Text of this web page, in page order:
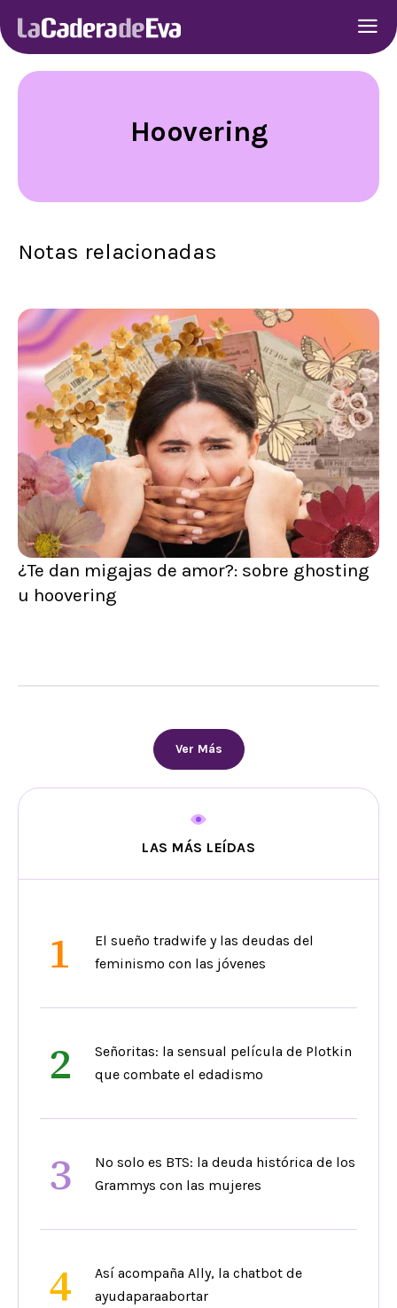
Hoovering
Notas relacionadas
¿Te dan migajas de amor?: sobre ghosting
u hoovering
Ver Más
LAS MÁS LEÍDAS
1
El sueño tradwife y las deudas del
feminismo con las jóvenes
2
Señoritas: la sensual película de Plotkin
que combate el edadismo
3
No solo es BTS: la deuda histórica de los
Grammys con las mujeres
4
Así acompaña Ally, la chatbot de
ayudaparaabortar